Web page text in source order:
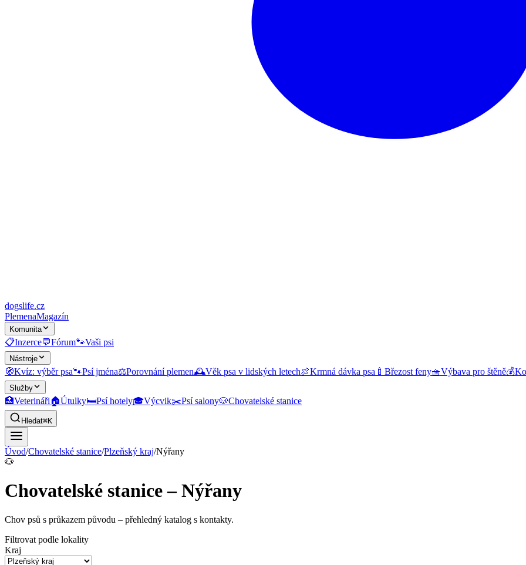
dogslife.cz
PlemenaMagazín
Komunita
📋Inzerce💬Fórum🐾Vaši psi
Nástroje
🧭Kvíz: výběr psa🐾Psí jména⚖️Porovnání plemen🕰️Věk psa v lidských letech🍖Krmná dávka psa 🍼 Březost feny🧺Výbava pro štěně💰
Služby
🏥Veterináři🏠Útulky🛏️Psí hotely🎓Výcvik✂️Psí salony🐶Chovatelské stanice
Hledat⌘K
Úvod/Chovatelské stanice/Plzeňský kraj/Nýřany
🐶
Chovatelské stanice – Nýřany
Chov psů s průkazem původu – přehledný katalog s kontakty.
Filtrovat podle lokality
Kraj